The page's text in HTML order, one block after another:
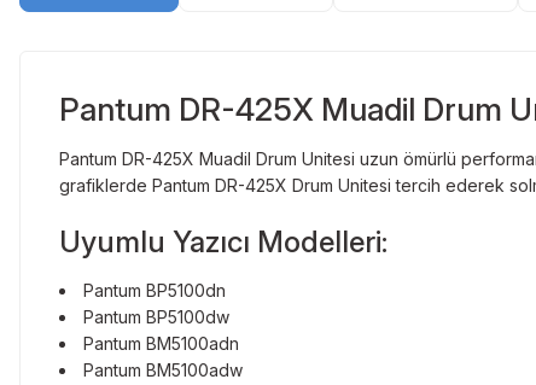
Pantum DR-425X Muadil Drum
Pantum DR-425X Muadil Drum Unitesi uzun ömürlü
grafiklerde Pantum DR-425X Drum Unitesi tercih ederek
Uyumlu Yazıcı Modelleri:
Pantum BP5100dn
Pantum BP5100dw
Pantum BM5100adn
Pantum BM5100adw